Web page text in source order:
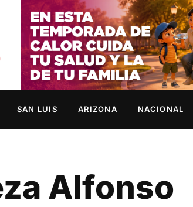
SAN LUIS ARIZONA NACIONAL
Alfonso